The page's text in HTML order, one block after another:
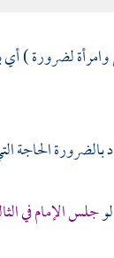
لضرورة ) أي
بالضرورة
جلس الإمام في